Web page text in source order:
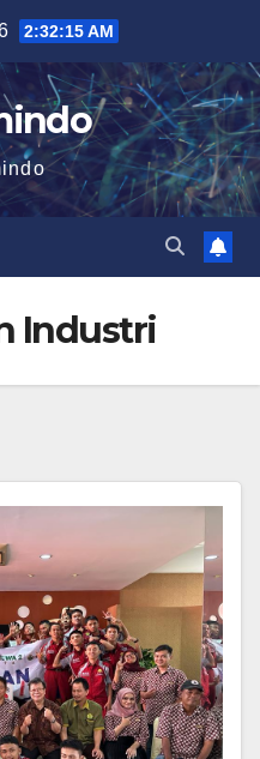
2:32:16 AM
Industri